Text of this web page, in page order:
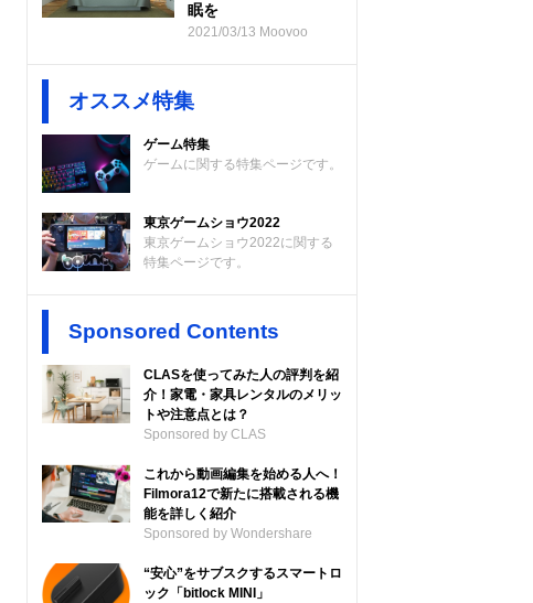
眠を
2021/03/13 Moovoo
オススメ特集
ゲーム特集
ゲームに関する特集ページです。
東京ゲームショウ2022
東京ゲームショウ2022に関する
特集ページです。
Sponsored Contents
CLASを使ってみた人の評判を紹
介！家電・家具レンタルのメリッ
トや注意点とは？
Sponsored by CLAS
これから動画編集を始める人へ！
Filmora12で新たに搭載される機
能を詳しく紹介
Sponsored by Wondershare
“安心”をサブスクするスマートロ
ック「bitlock MINI」